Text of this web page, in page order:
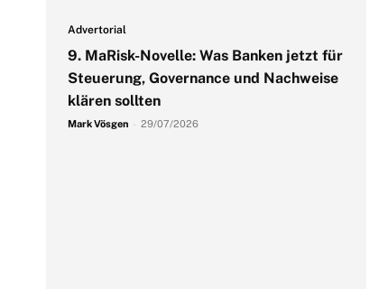
Advertorial
9. MaRisk-Novelle: Was Banken jetzt für
Steuerung, Governance und Nachweise
klären sollten
Mark Vösgen 29/07/2026